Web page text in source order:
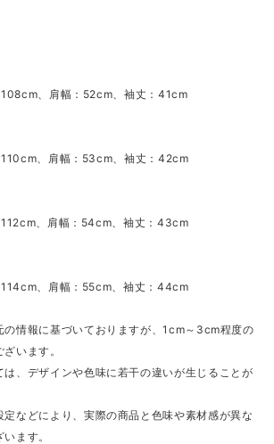
、肩幅：52cm、袖丈：41cm
、肩幅：53cm、袖丈：42cm
、肩幅：54cm、袖丈：43cm
、肩幅：55cm、袖丈：44cm
の情報に基づいておりますが、1cm～3cm程度の
います。
は、デザインや色味に若干の違いが生じることが
定などにより、実際の商品と色味や素材感が異な
ます。